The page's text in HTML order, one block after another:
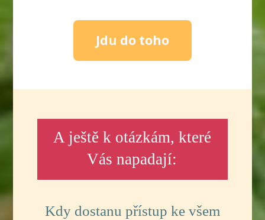
Jdu do toho
A ještě k otázkám, které
Vás napadají:
Kdy dostanu přístup ke všem